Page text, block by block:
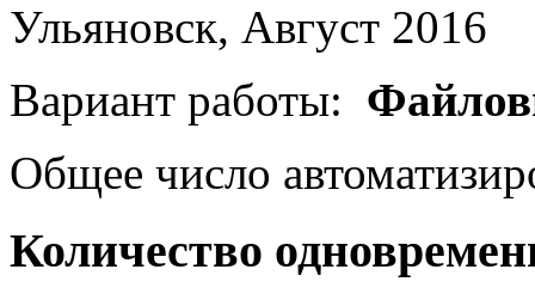
Ульяновск, Август 2016
Вариант работы:
Общее число
Количество